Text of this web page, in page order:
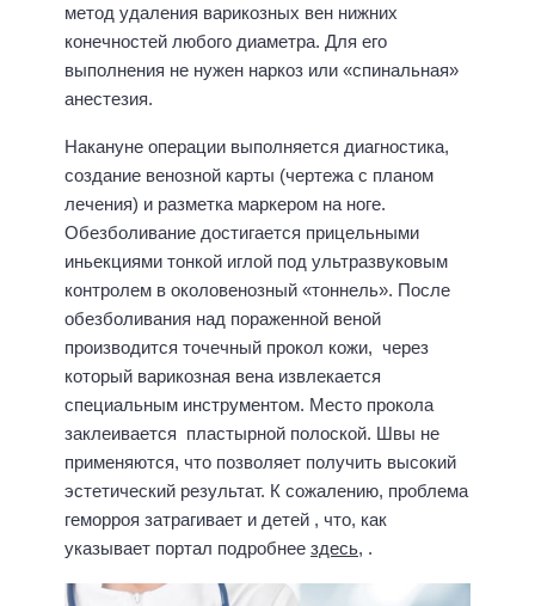
метод удаления варикозных вен нижних
конечностей любого диаметра. Для его
выполнения не нужен наркоз или «спинальная»
анестезия.
Накануне операции выполняется диагностика,
создание венозной карты (чертежа с планом
лечения) и разметка маркером на ноге.
Обезболивание достигается прицельными
иньекциями тонкой иглой под ультразвуковым
контролем в околовенозный «тоннель». После
обезболивания над пораженной веной
производится точечный прокол кожи, через
который варикозная вена извлекается
специальным инструментом. Место прокола
заклеивается пластырной полоской. Швы не
применяются, что позволяет получить высокий
эстетический результат. К сожалению, проблема
геморроя затрагивает и детей , что, как
указывает портал подробнее здесь, .